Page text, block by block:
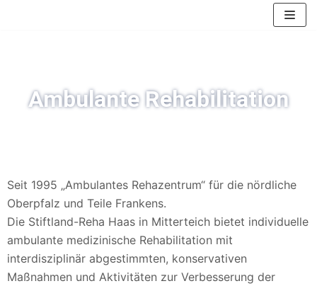
Ambulante Rehabilitation
Seit 1995 „Ambulantes Rehazentrum“ für die nördliche
Oberpfalz und Teile Frankens.
Die Stiftland-Reha Haas in Mitterteich bietet individuelle
ambulante medizinische Rehabilitation mit
interdisziplinär abgestimmten, konservativen
Maßnahmen und Aktivitäten zur Verbesserung der